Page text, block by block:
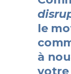
le
à